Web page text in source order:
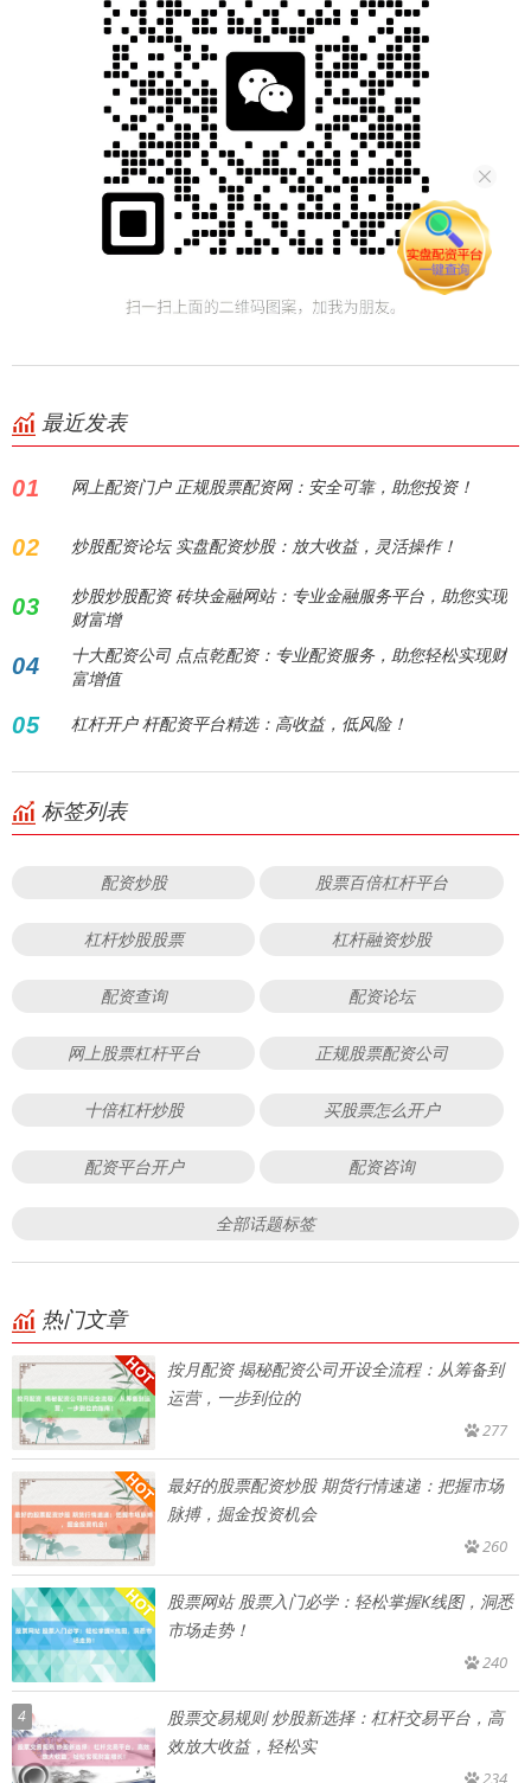
最近发表
01 网上配资门户 正规股票配资网：安全可靠，助您投资！
02 炒股配资论坛 实盘配资炒股：放大收益，灵活操作！
03
炒股炒股配资 砖块金融网站：专业金融服务平台，助您实现
财富增
04
十大配资公司 点点乾配资：专业配资服务，助您轻松实现财
富增值
05 杠杆开户 杆配资平台精选：高收益，低风险！
标签列表
配资炒股 股票百倍杠杆平台
杠杆炒股股票 杠杆融资炒股
配资查询 配资论坛
网上股票杠杆平台 正规股票配资公司
十倍杠杆炒股 买股票怎么开户
配资平台开户 配资咨询
全部话题标签
热门文章
按月配资 揭秘配资公司开设全流程：从筹备到
运营，一步到位的
277
最好的股票配资炒股 期货行情速递：把握市场
脉搏，掘金投资机会
260
股票网站 股票入门必学：轻松掌握K线图，洞悉
市场走势！
240
4
股票交易规则 炒股新选择：杠杆交易平台，高
效放大收益，轻松实
234